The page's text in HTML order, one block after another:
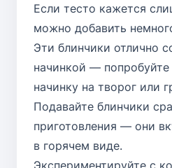
Если тесто кажется
можно добавить
Эти блинчики отлично
начинкой —
начинку на творог или
Подавайте блинчики
приготовления — они
в горячем виде.
Экспериментируйте с